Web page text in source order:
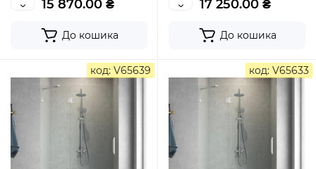
15 870.00 ₴
До кошика
17 250.00 ₴
До кошика
код: V65639 код: V65633